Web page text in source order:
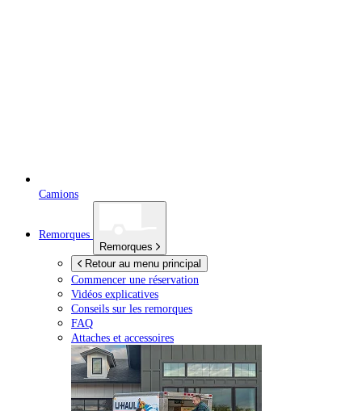
Camions
Remorques
Remorques
Retour au menu principal
Commencer une réservation
Vidéos explicatives
Conseils sur les remorques
FAQ
Attaches et accessoires